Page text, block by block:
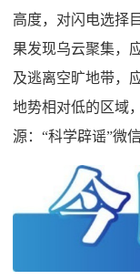
高度，对闪电选择
果发现乌云聚集，
及逃离空旷地带，
地势相对低的区域
源：“科学辟谣”微